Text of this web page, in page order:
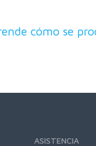
cómo se
ASISTENCIA